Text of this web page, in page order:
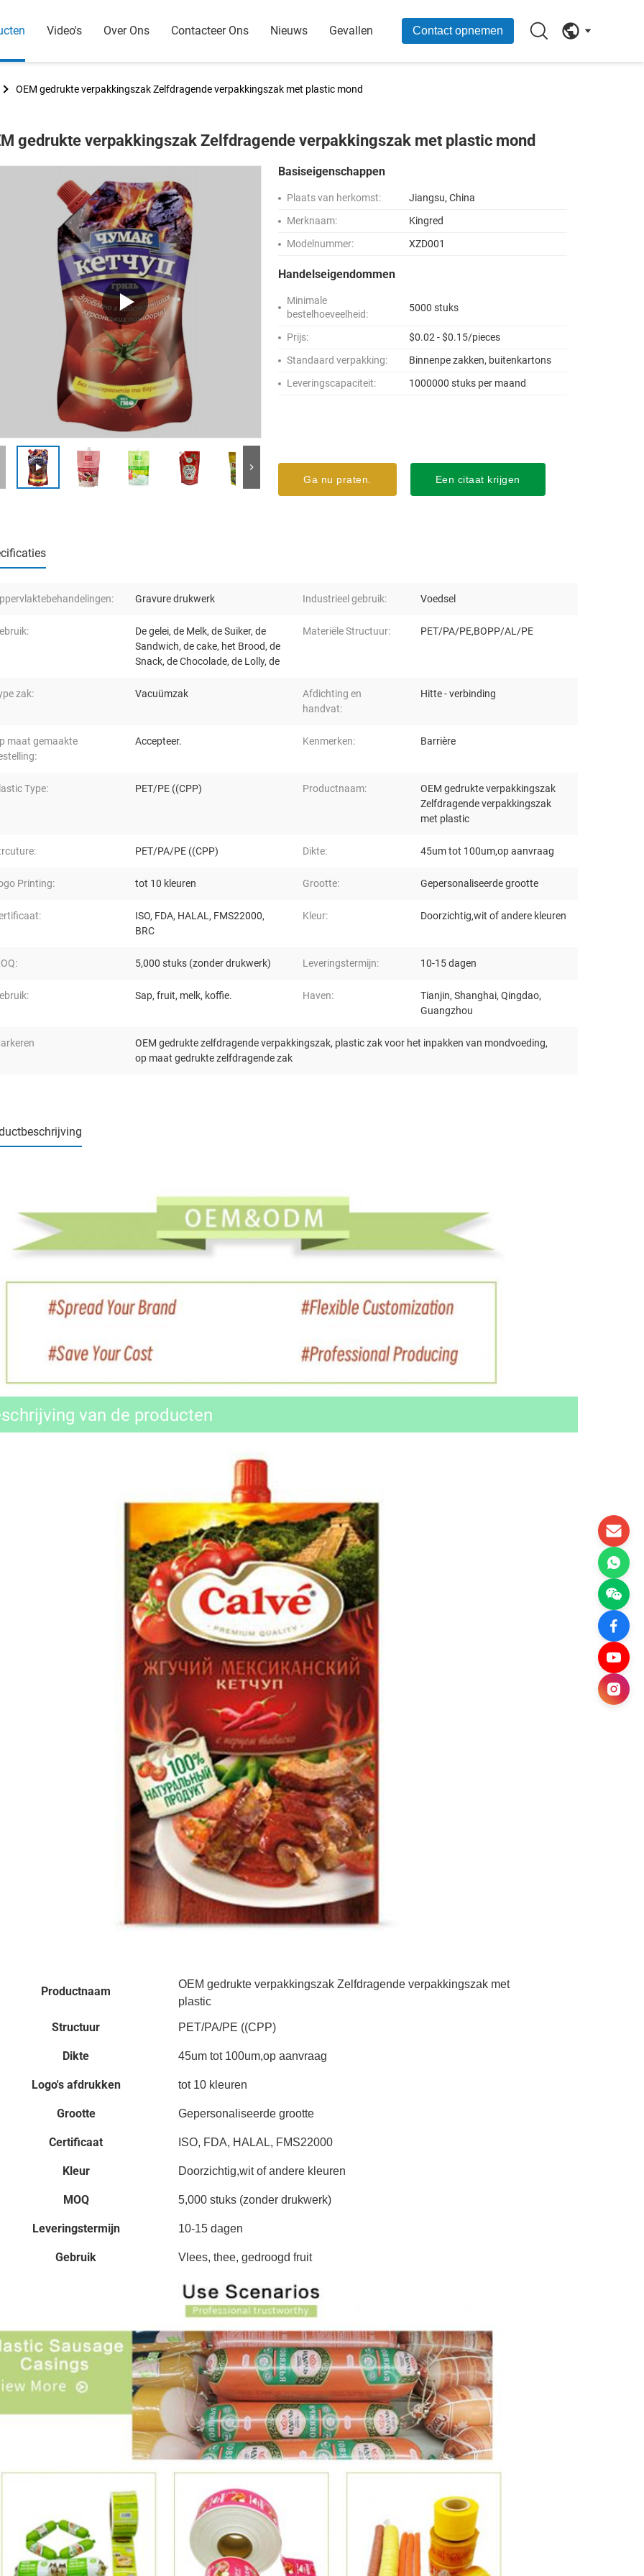
Video's Over Ons Contacteer Ons Nieuws Gevallen Contact opnemen
OEM gedrukte verpakkingszak Zelfdragende verpakkingszak met plastic mond
gedrukte verpakkingszak Zelfdragende verpakkingszak met plastic mond
Basiseigenschappen
Plaats van herkomst:
Jiangsu, China
Merknaam:
Kingred
Modelnummer:
XZD001
Handelseigendommen
Minimale
bestelhoeveelheid:
5000 stuks
Prijs:
$0.02 - $0.15/pieces
Standaard verpakking:
Binnenpe zakken, buitenkartons
Leveringscapaciteit:
1000000 stuks per maand
Ga nu praten. Een citaat krijgen
Gravure drukwerk Industrieel gebruik: Voedsel
De gelei, de Melk, de Suiker, de
Sandwich, de cake, het Brood, de
Snack, de Chocolade, de Lolly, de
Materiële Structuur: PET/PA/PE,BOPP/AL/PE
zak: Vacuümzak
Afdichting en
handvat:
Hitte - verbinding
maat gemaakte
Accepteer. Kenmerken: Barrière
Type: PET/PE ((CPP) Productnaam:
OEM gedrukte verpakkingszak
Zelfdragende verpakkingszak
met plastic
PET/PA/PE ((CPP) Dikte: 45um tot 100um,op aanvraag
Printing: tot 10 kleuren Grootte: Gepersonaliseerde grootte
ISO, FDA, HALAL, FMS22000,
BRC
Kleur: Doorzichtig,wit of andere kleuren
5,000 stuks (zonder drukwerk) Leveringstermijn: 10-15 dagen
Sap, fruit, melk, koffie. Haven:
Tianjin, Shanghai, Qingdao,
Guangzhou
OEM gedrukte zelfdragende verpakkingszak, plastic zak voor het inpakken van mondvoeding,
op maat gedrukte zelfdragende zak
van de producten
Productnaam
OEM gedrukte verpakkingszak Zelfdragende verpakkingszak met
plastic
Structuur PET/PA/PE ((CPP)
Dikte 45um tot 100um,op aanvraag
Logo's afdrukken tot 10 kleuren
Grootte Gepersonaliseerde grootte
Certificaat ISO, FDA, HALAL, FMS22000
Kleur Doorzichtig,wit of andere kleuren
MOQ 5,000 stuks (zonder drukwerk)
Leveringstermijn 10-15 dagen
Gebruik Vlees, thee, gedroogd fruit